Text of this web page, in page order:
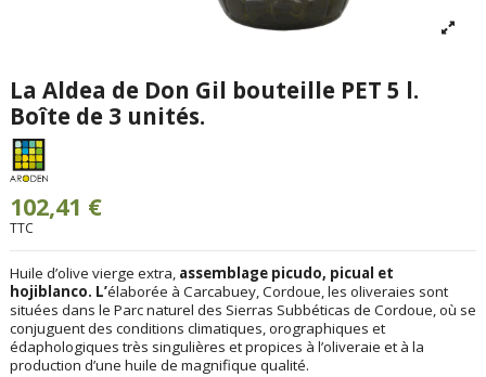
La Aldea de Don Gil bouteille PET 5 l.
Boîte de 3 unités.
102,41 €
TTC
Huile d’olive vierge extra, assemblage picudo, picual et
hojiblanco. L’élaborée à Carcabuey, Cordoue, les oliveraies sont
situées dans le Parc naturel des Sierras Subbéticas de Cordoue, où se
conjuguent des conditions climatiques, orographiques et
édaphologiques très singulières et propices à l’oliveraie et à la
production d’une huile de magnifique qualité.